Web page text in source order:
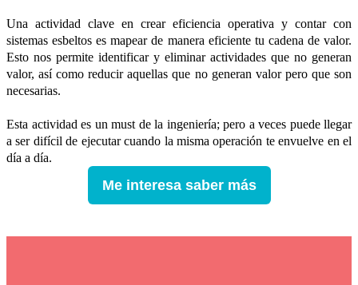
Una actividad clave en crear eficiencia operativa y contar con
sistemas esbeltos es mapear de manera eficiente tu cadena de valor.
Esto nos permite identificar y eliminar actividades que no generan
valor, así como reducir aquellas que no generan valor pero que son
necesarias.
Esta actividad es un must de la ingeniería; pero a veces puede llegar
a ser difícil de ejecutar cuando la misma operación te envuelve en el
día a día.
Me interesa saber más